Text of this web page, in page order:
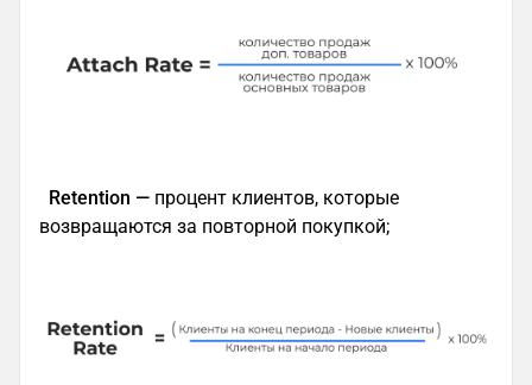
Retention — процент клиентов, которые
возвращаются за повторной покупкой;